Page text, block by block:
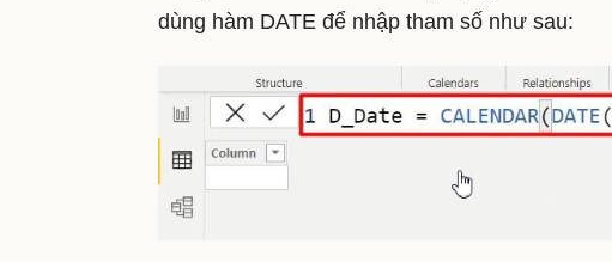
dùng hàm DATE để nhập tham số như sau: